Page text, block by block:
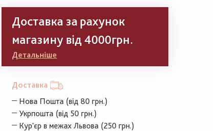
Доставка за рахунок
магазину від 4000грн.
Детальніше
Доставка
Нова Пошта (від 80 грн.)
Укрпошта (від 50 грн.)
Кур'єр в межах Львова (250 грн.)